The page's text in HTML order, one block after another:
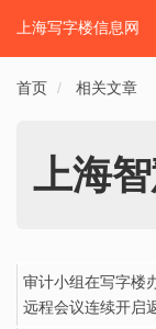
上海写字楼信息网
首页 相关文章
上海
审计小组在写字楼
远程会议连续开启